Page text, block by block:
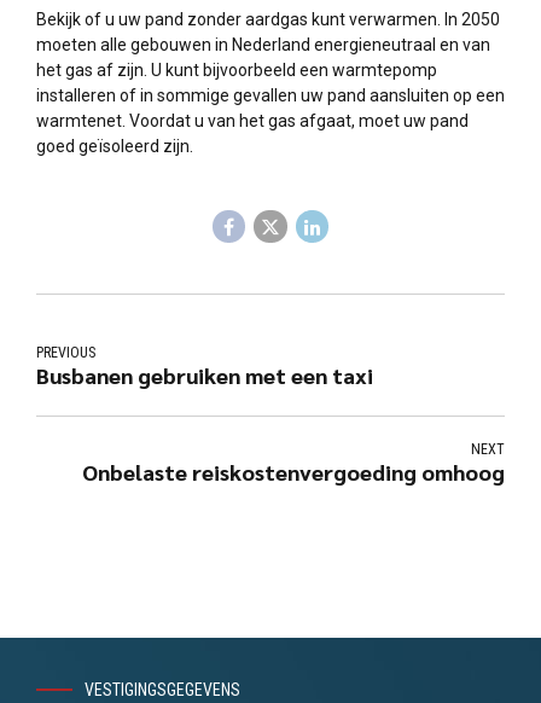
Bekijk of u uw pand zonder aardgas kunt verwarmen. In 2050
moeten alle gebouwen in Nederland energieneutraal en van
het gas af zijn. U kunt bijvoorbeeld een warmtepomp
installeren of in sommige gevallen uw pand aansluiten op een
warmtenet. Voordat u van het gas afgaat, moet uw pand
goed geïsoleerd zijn.
PREVIOUS
Busbanen gebruiken met een taxi
NEXT
Onbelaste reiskostenvergoeding omhoog
VESTIGINGSGEGEVENS